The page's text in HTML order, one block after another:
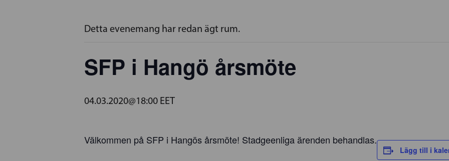
Detta evenemang har redan ägt rum.
SFP i Hangö årsmöte
04.03.2020@18:00 EET
Välkommen på SFP i Hangös årsmöte! Stadgeenliga ärenden behandlas.
Lägg till i